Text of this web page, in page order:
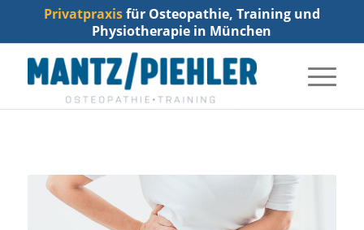
Privatpraxisfür Osteopathie, Training und
Physiotherapie in München